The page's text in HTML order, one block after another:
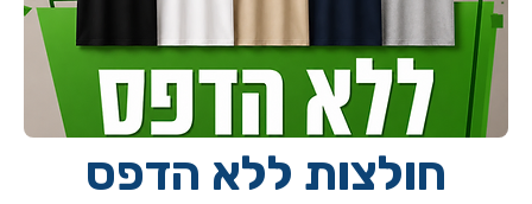
חולצות ללא הדפס